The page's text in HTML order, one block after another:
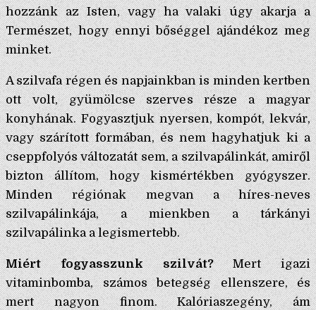
hozzánk az Isten, vagy ha valaki úgy akarja a
Természet, hogy ennyi bőséggel ajándékoz meg
minket.
A szilvafa régen és napjainkban is minden kertben
ott volt, gyümölcse szerves része a magyar
konyhának. Fogyasztjuk nyersen, kompót, lekvár,
vagy szárított formában, és nem hagyhatjuk ki a
cseppfolyós változatát sem, a szilvapálinkát, amiről
bizton állítom, hogy kismértékben gyógyszer.
Minden régiónak megvan a híres-neves
szilvapálinkája, a mienkben a tárkányi
szilvapálinka a legismertebb.
Miért fogyasszunk szilvát?Mert igazi
vitaminbomba, számos betegség ellenszere, és
mert nagyon finom. Kalóriaszegény, ám